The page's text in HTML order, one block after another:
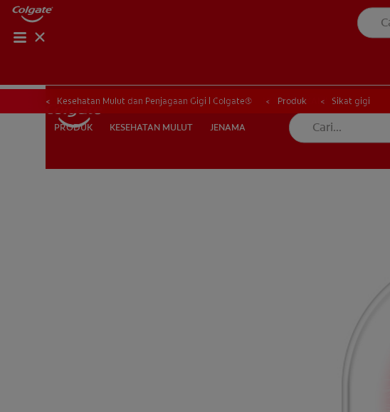
PRODUK KESEHATAN MULUT
PRODUK KESEHATAN MULUT JENAMA
HUBUNGI KAMI
Kesehatan Mulut dan Penjagaan Gigi | Colgate® Produk Sikat gigi